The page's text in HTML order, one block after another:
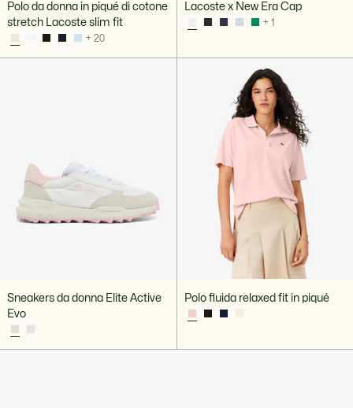
Polo da donna in piqué di cotone
stretch Lacoste slim fit
+ 20
Lacoste x New Era Cap
+ 1
Sneakers da donna Elite Active
Evo
Polo fluida relaxed fit in piqué